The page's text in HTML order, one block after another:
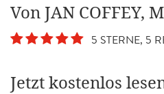
Von JAN COFFEY,
5 STERNE, 5
Jetzt kostenlos